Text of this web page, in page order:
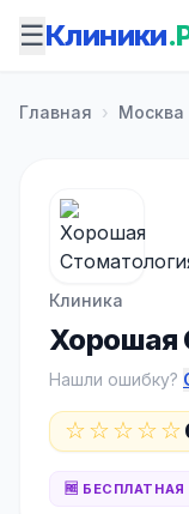
☰Клиники
Главная › Москва
Клиника
Хорошая
Нашли ошибку?
☆☆☆☆☆
🆓